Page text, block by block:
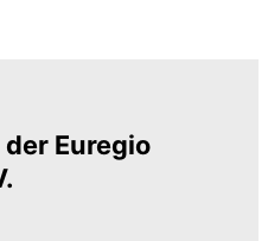
Euregio